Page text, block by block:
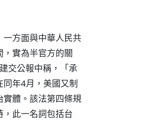
方面與中華人民共
實為半官方的關
交公報中稱，「承
年4月，美國又制
體。該法第四條規
此一名詞包括台